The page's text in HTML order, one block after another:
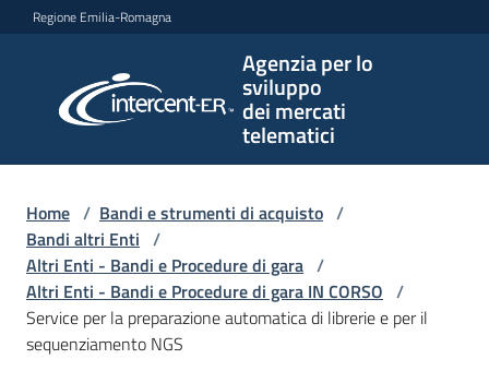
Vai al contenuto
Vai alla navigazione
Vai al footer
Regione Emilia-Romagna
Agenzia per lo
sviluppo
dei mercati
telematici
per lo
sviluppo
telematici
L'Agenzia
Home / Bandi e strumenti di acquisto /
Bandi altri Enti /
Altri Enti - Bandi e Procedure di gara /
Altri Enti - Bandi e Procedure di gara IN CORSO /
Service per la preparazione automatica di librerie e per il
sequenziamento NGS